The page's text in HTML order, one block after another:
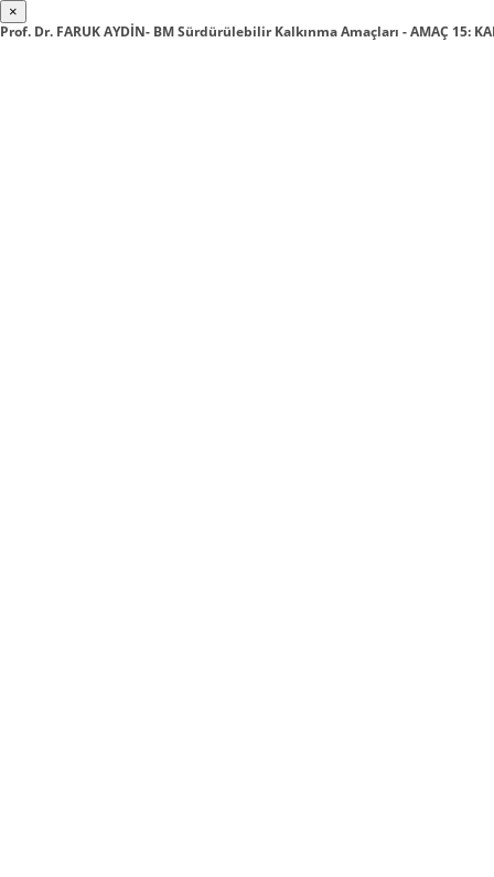
×
Prof. Dr. FARUK AYDİN- BM Sürdürülebilir Kalkınma Amaçları - AMAÇ 15: